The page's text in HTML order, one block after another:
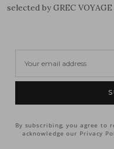
selected by GREC
By subscribing, you agree to
acknowledge our Privacy